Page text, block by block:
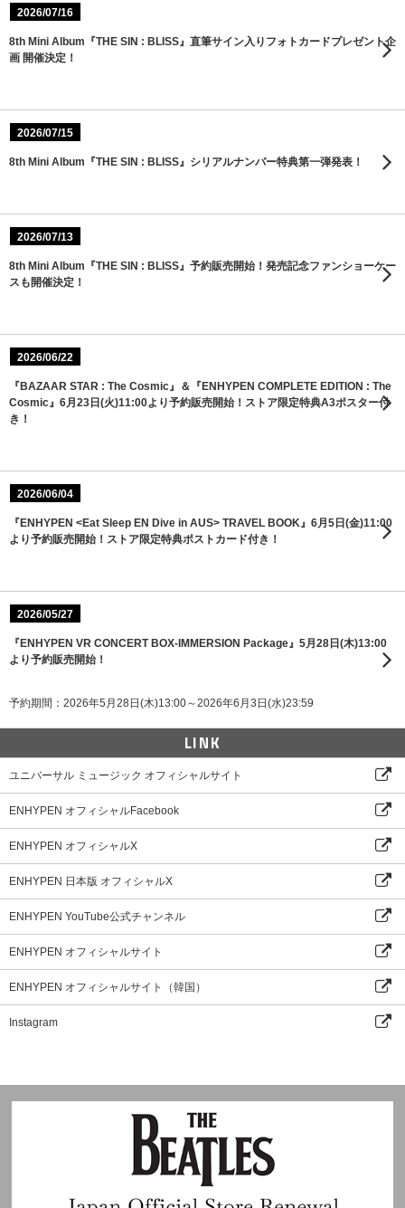
2026/07/16
8th Mini Album『THE SIN : BLISS』直筆サイン入りフォトカードプレゼント企
画 開催決定！
2026/07/15
8th Mini Album『THE SIN : BLISS』シリアルナンバー特典第一弾発表！
2026/07/13
8th Mini Album『THE SIN : BLISS』予約販売開始！発売記念ファンショーケー
スも開催決定！
2026/06/22
『BAZAAR STAR : The Cosmic』＆『ENHYPEN COMPLETE EDITION : The
Cosmic』6月23日(火)11:00より予約販売開始！ストア限定特典A3ポスター付
き！
2026/06/04
『ENHYPEN <Eat Sleep EN Dive in AUS> TRAVEL BOOK』6月5日(金)11:00
より予約販売開始！ストア限定特典ポストカード付き！
2026/05/27
『ENHYPEN VR CONCERT BOX-IMMERSION Package』5月28日(木)13:00
より予約販売開始！
予約期間：2026年5月28日(木)13:00～2026年6月3日(水)23:59
LINK
ユニバーサル ミュージック オフィシャルサイト
ENHYPEN オフィシャルFacebook
ENHYPEN オフィシャルX
ENHYPEN 日本版 オフィシャルX
ENHYPEN YouTube公式チャンネル
ENHYPEN オフィシャルサイト
ENHYPEN オフィシャルサイト（韓国）
Instagram